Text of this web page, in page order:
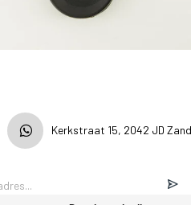
Kerkstraat 15, 2042 JD